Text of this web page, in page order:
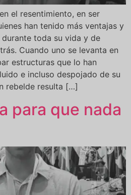
el resentimiento, en ser
han tenido más ventajas y
toda su vida y de
Cuando uno se levanta en
estructuras que lo han
e incluso despojado de su
rebelde resulta […]
para que nada